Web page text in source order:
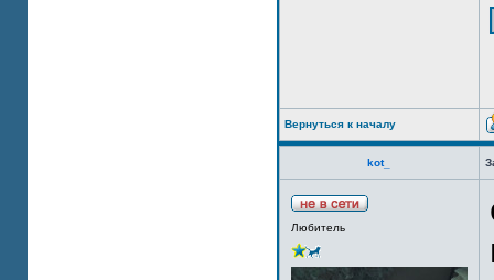
Вернуться к началу
kot_
Любитель